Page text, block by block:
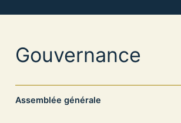
Gouvernance
Assemblée générale